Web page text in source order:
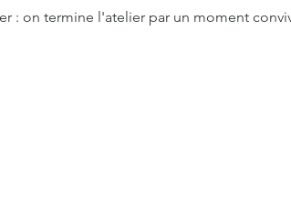
: on termine l'atelier par un moment